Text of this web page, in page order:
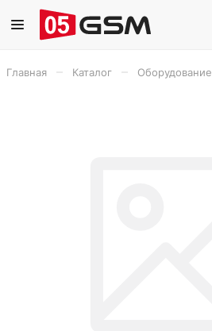
Главная Каталог Оборудование